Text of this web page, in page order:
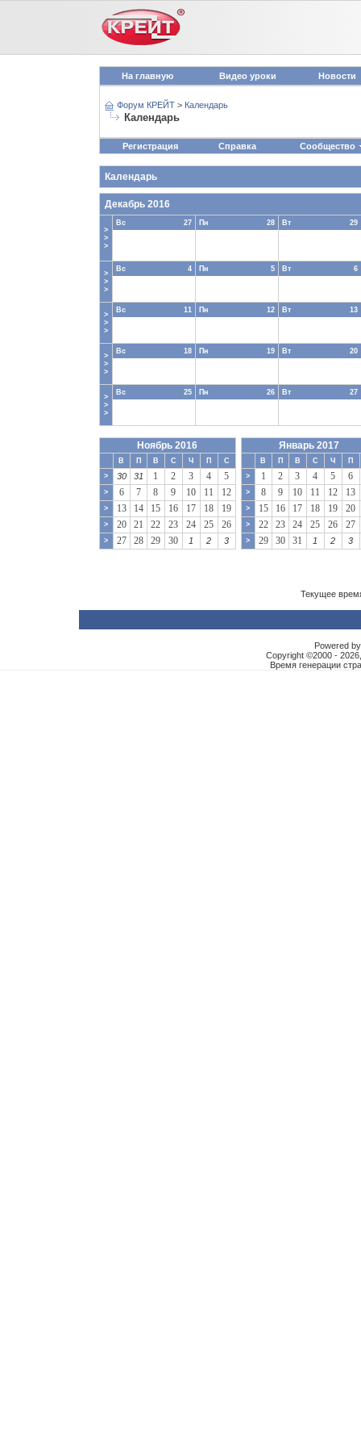
На главную Видео уроки Новости
Форум КРЕЙТ > Календарь
Календарь
Регистрация Справка Сообщество
Календарь
Декабрь 2016
>
>
>
27
Вс 28
Пн 29
Вт
>
>
>
4
Вс 5
Пн 6
Вт
>
>
>
11
Вс 12
Пн 13
Вт
>
>
>
18
Вс 19
Пн 20
Вт
>
>
>
25
Вс 26
Пн 27
Вт
Ноябрь 2016
В П В С Ч П
С
>
30 31 1 2 3 4 5
> 6 7 8 9 10 11 12
> 13 14 15 16 17 18 19
> 20 21 22 23 24 25 26
> 27 28 29 30 1 2 3
Январь 2017
В П В С Ч
П
>
1 2 3 4 5 6
> 8 9 10 11 12 13
> 15 16 17 18 19 20
> 22 23 24 25 26 27
> 29 30 31 1 2 3
Текущее
Powered
Copyright ©2000 -
Время генерации